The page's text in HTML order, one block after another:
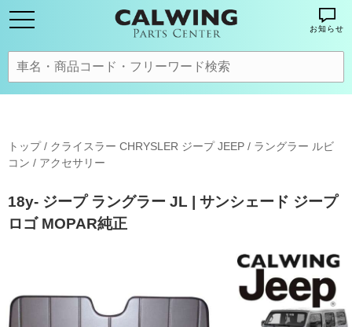
お知らせ
トップ/ クライスラー CHRYSLER ジープ JEEP / ラングラー ルビ
コン / アクセサリー
18y- ジープ ラングラー JL | サンシェード ジープ
ロゴ MOPAR純正